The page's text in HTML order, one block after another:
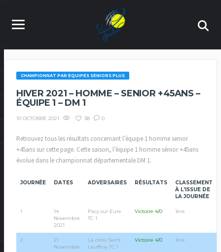
CHAMPIONNAT PAR EQUIPES SENIORS PLUS
HIVER 2021 – HOMME – SENIOR +45ANS –
ÉQUIPE 1 – DM 1
10 OCTOBRE 2021 38 0
Retrouvez tous les résultats concernant l’équipe 1 homme senior
+45ans sur cette page. Cette saison, l’équipe 1 homme sénior +45ans
évolue dans le championnat départementale DM 1.
JOURNÉE DATES ADVERSAIRES RÉSULTATS
CLASSEMENT
À L'ISSUE DE
LA JOURNÉE
1
14
Novembre
2021
Pacy sur Eure
TC 1
Victoire 4/0 1ère
2
21
Novembre
La croix Saint
Leuffroy TC 1
Victoire 4/0 1ère